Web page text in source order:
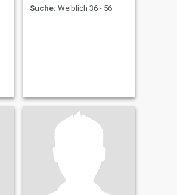
Suche: Weiblich 36 - 56